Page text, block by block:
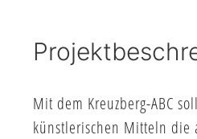
Mit dem Kreuzberg-ABC
künstlerischen Mitteln die